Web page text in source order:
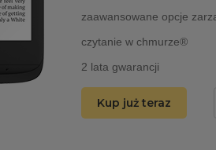
zaawansowane opcje
czytanie w chmurze®
2 lata gwarancji
Kup już teraz